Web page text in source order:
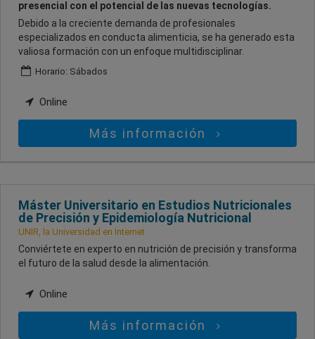
presencial con el potencial de las nuevas tecnologías.
Debido a la creciente demanda de profesionales
especializados en conducta alimenticia, se ha generado esta
valiosa formación con un enfoque multidisciplinar.
Horario: Sábados
Online
Más información
Máster Universitario en Estudios Nutricionales
de Precisión y Epidemiología Nutricional
UNIR, la Universidad en Internet
Conviértete en experto en nutrición de precisión y transforma
el futuro de la salud desde la alimentación.
Online
Más información